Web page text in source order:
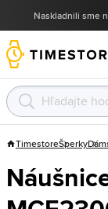
Naskladnili sme
TimestoreŠperky